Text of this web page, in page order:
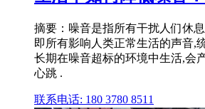
摘要：噪音是指所有干扰人们休
即所有影响人类正常生活的声音,
长期在噪音超标的环境中生活,会
心跳 .
联系电话: 180 3780 8511